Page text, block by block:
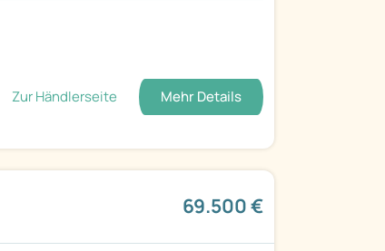
Zur Händlerseite Mehr Details
69.500 €